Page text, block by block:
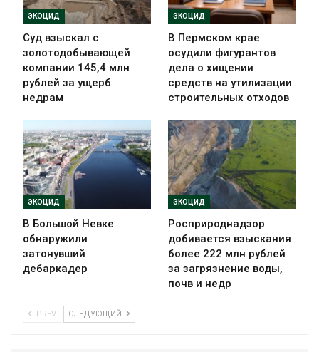
ЭКОЦИД
Суд взыскал с
золотодобывающей
компании 145,4 млн
рублей за ущерб
недрам
ЭКОЦИД
В Пермском крае
осудили фигурантов
дела о хищении
средств на утилизации
строительных отходов
ЭКОЦИД
В Большой Невке
обнаружили
затонувший
дебаркадер
ЭКОЦИД
Росприроднадзор
добивается взыскания
более 222 млн рублей
за загрязнение воды,
почв и недр
PREV СЛЕДУЮЩИЙ